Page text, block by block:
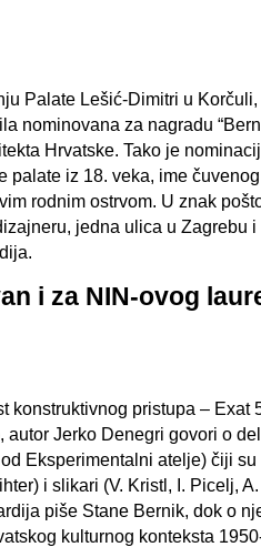
Palate Lešić-Dimitri u
nominovana za nagradu
Hrvatske. Tako je
palate iz 18. veka, ime
rodnim ostrvom. U znak
jedna ulica u Zagrebu
i za NIN-ovog
konstruktivnog pristupa – Exat
autor Jerko Denegri govori o
Eksperimentalni atelje) čiji
i slikari (V. Kristl, I. Picelj,
piše Stane Bernik, dok o
kulturnog konteksta